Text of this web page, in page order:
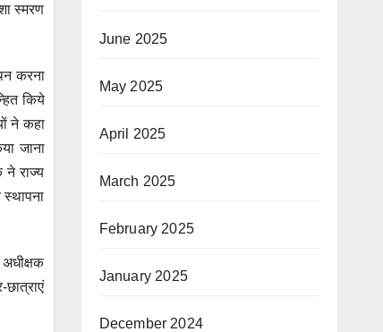
स्मरण
करना
किये
ने कहा
जाना
ने राज्य
June 2025
May 2025
April 2025
March 2025
February 2025
January 2025
December 2024